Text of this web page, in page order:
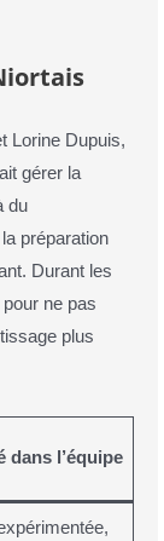
Lorine Dupuis,
gérer la
du
préparation
Durant les
ne pas
plus
dans l’équipe